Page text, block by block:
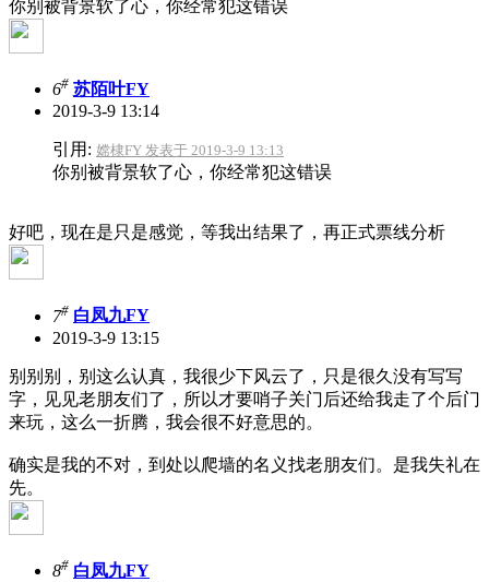
你别被背景软了心，你经常犯这错误
6# 苏陌叶FY
2019-3-9 13:14
引用: 嫦棣FY 发表于 2019-3-9 13:13
你别被背景软了心，你经常犯这错误
好吧，现在是只是感觉，等我出结果了，再正式票线分析
7# 白凤九FY
2019-3-9 13:15
别别别，别这么认真，我很少下风云了，只是很久没有写写
字，见见老朋友们了，所以才要哨子关门后还给我走了个后门
来玩，这么一折腾，我会很不好意思的。
确实是我的不对，到处以爬墙的名义找老朋友们。是我失礼在
先。
8# 白凤九FY